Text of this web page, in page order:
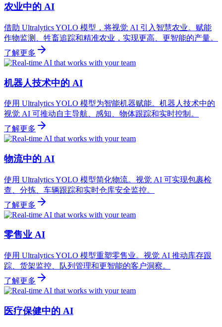
农业中的 AI
借助 Ultralytics YOLO 模型，将视觉 AI 引入智慧农业。赋能
作物监测、牲畜追踪和精准农业，实现更高、更智能的产量。
了解更多
机器人技术中的 AI
使用 Ultralytics YOLO 模型为智能机器赋能。机器人技术中的
视觉 AI 可推动自主导航、感知、物体跟踪和实时控制。
了解更多
物流中的 AI
使用 Ultralytics YOLO 模型简化物流。视觉 AI 可实现包裹检
查、分拣、车辆跟踪和实时仓库安全监控。
了解更多
零售业 AI
使用 Ultralytics YOLO 模型重塑零售业。视觉 AI 推动库存跟
踪、货架监控、队列管理和更智能的客户洞察。
了解更多
医疗保健中的 AI